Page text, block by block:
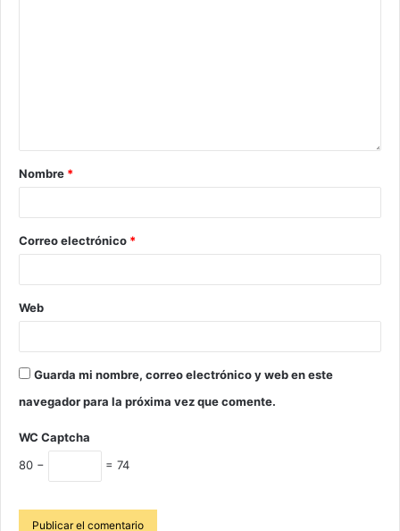
Nombre *
Correo electrónico *
Web
Guarda mi nombre, correo electrónico y web en este
navegador para la próxima vez que comente.
WC Captcha
80 −
= 74